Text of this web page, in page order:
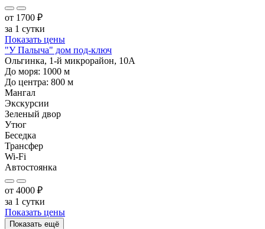
от 1700 ₽
за 1 сутки
Показать цены
"У Палыча" дом под-ключ
Ольгинка, 1-й микрорайон, 10А
До моря: 1000 м
До центра: 800 м
Мангал
Экскурсии
Зеленый двор
Утюг
Беседка
Трансфер
Wi-Fi
Автостоянка
от 4000 ₽
за 1 сутки
Показать цены
Показать ещё